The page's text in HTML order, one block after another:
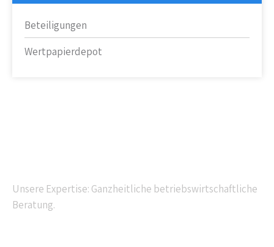
Beteiligungen
Wertpapierdepot
Unsere Expertise: Ganzheitliche betriebswirtschaftliche
Beratung.